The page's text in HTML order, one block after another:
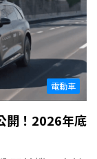
電動車
開！2026年底